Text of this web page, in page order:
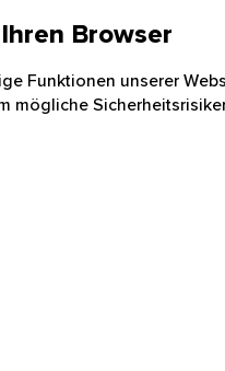
Browser
Funktionen unserer
mögliche